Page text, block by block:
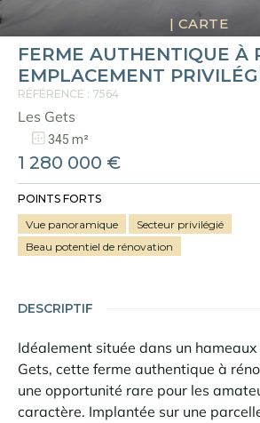
FERME AUTHENTIQUE À
EMPLACEMENT
RÉFÉRENCE : 7564
Les Gets
| CARTE
345 m²
1 280 000 €
POINTS FORTS
Vue panoramique
Secteur privilégié
Beau potentiel de rénovation
DESCRIPTIF
Idéalement située dans un
Gets, cette ferme authentique à
une opportunité rare pour les
caractère. Implantée sur une